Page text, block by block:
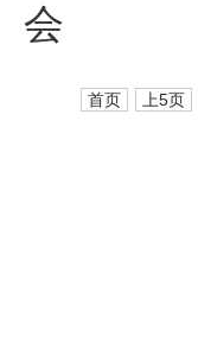
会
首页 上5页